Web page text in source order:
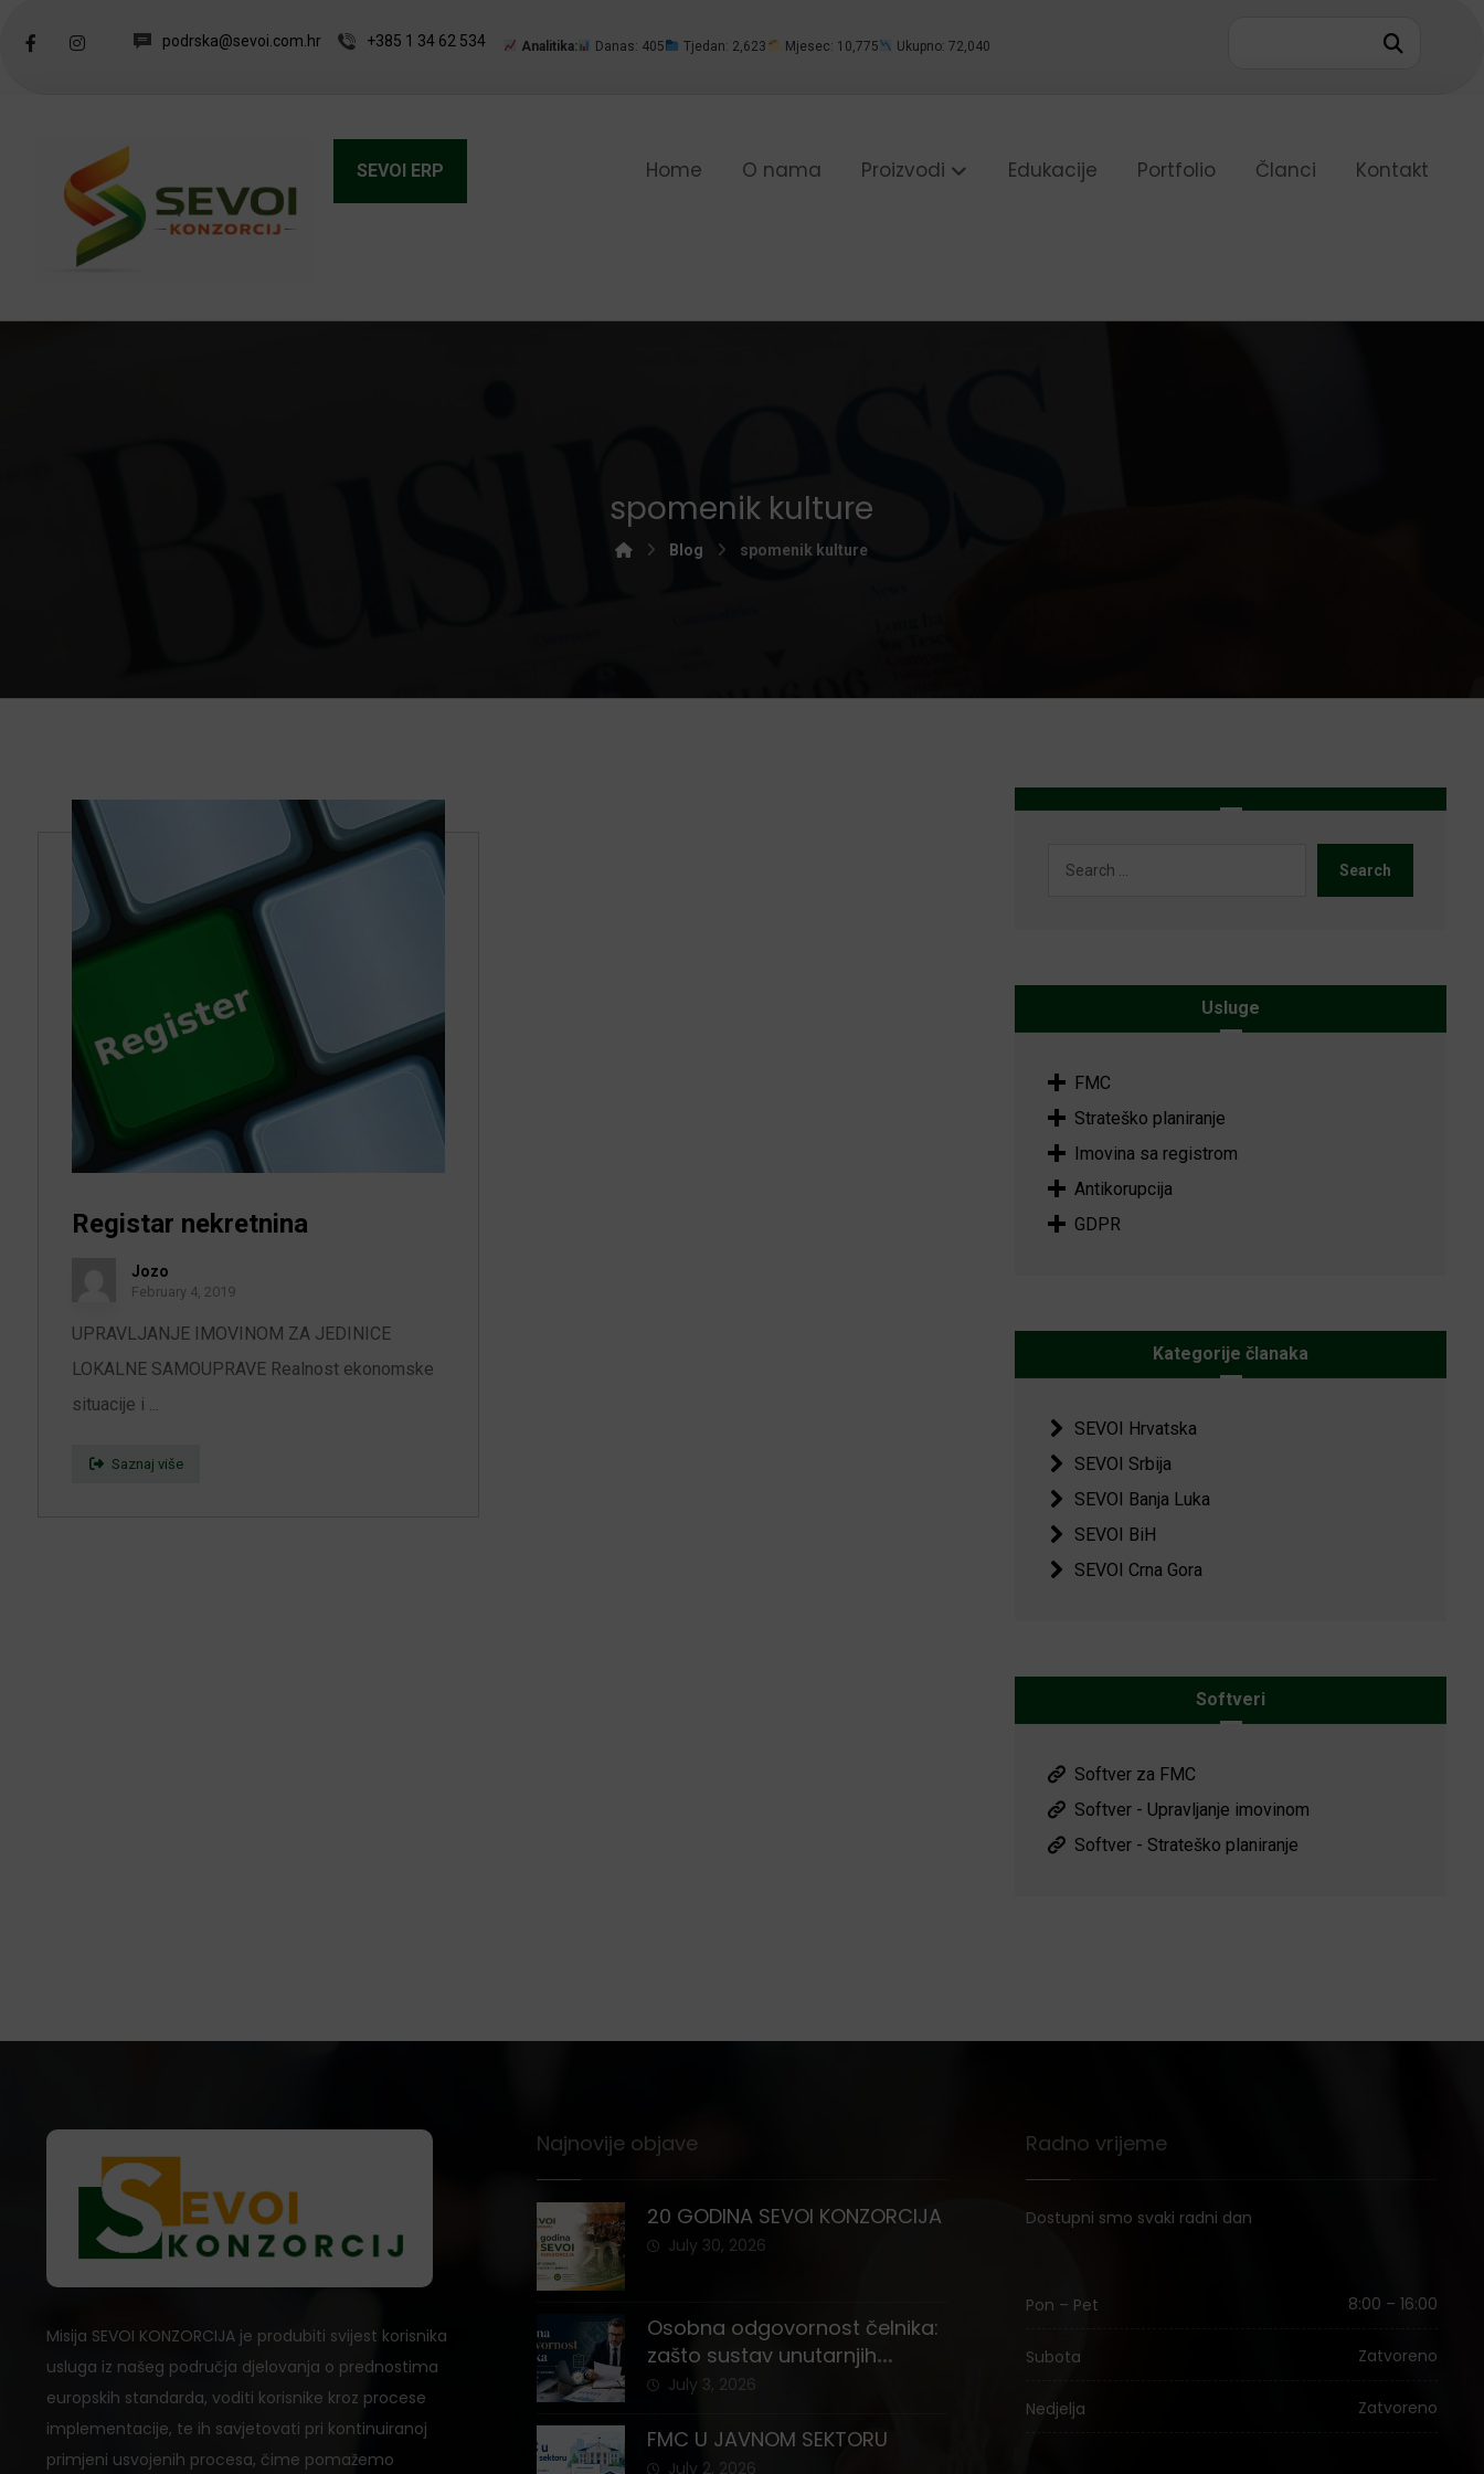
podrska@sevoi.com.hr +385 1 34 62 534 Analitika: Danas: 405 Tjedan: 2,623 Mjesec: 10,775 Ukupno: 72,040
SEVOI ERP Home O nama Proizvodi Edukacije Portfolio Članci Kontakt
spomenik kulture
Blog spomenik kulture
Registar nekretnina
Jozo
February 4, 2019
UPRAVLJANJE IMOVINOM ZA JEDINICE
LOKALNE SAMOUPRAVE Realnost ekonomske
situacije i ...
Saznaj više
Search
Usluge
FMC
Strateško planiranje
Imovina sa registrom
Antikorupcija
GDPR
Kategorije članaka
SEVOI Hrvatska
SEVOI Srbija
SEVOI Banja Luka
SEVOI BiH
SEVOI Crna Gora
Softveri
Softver za FMC
Softver - Upravljanje imovinom
Softver - Strateško planiranje
Misija SEVOI KONZORCIJA je produbiti svijest korisnika
usluga iz našeg područja djelovanja o prednostima
europskih standarda, voditi korisnike kroz procese
implementacije, te ih savjetovati pri kontinuiranoj
primjeni usvojenih procesa, čime pomažemo
Najnovije objave
20 GODINA SEVOI KONZORCIJA
July 30, 2026
Osobna odgovornost čelnika:
zašto sustav unutarnjih
kontrola i registar imovine
July 3, 2026
FMC U JAVNOM SEKTORU
July 2, 2026
Radno vrijeme
Dostupni smo svaki radni dan
Pon – Pet 8:00 – 16:00
Subota Zatvoreno
Nedjelja Zatvoreno